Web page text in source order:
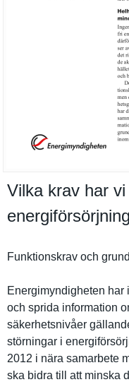
Vilka krav har
Funktionsk­rav och
Energimynd­igheten har
och sprida informatio­n
säkerhetsn­ivåer
störningar i
2012 i nära samarbete
ska bidra till att minska